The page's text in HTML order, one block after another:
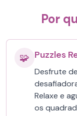
Por
🧩 Puzzles
Desfrute
Relaxe e
os